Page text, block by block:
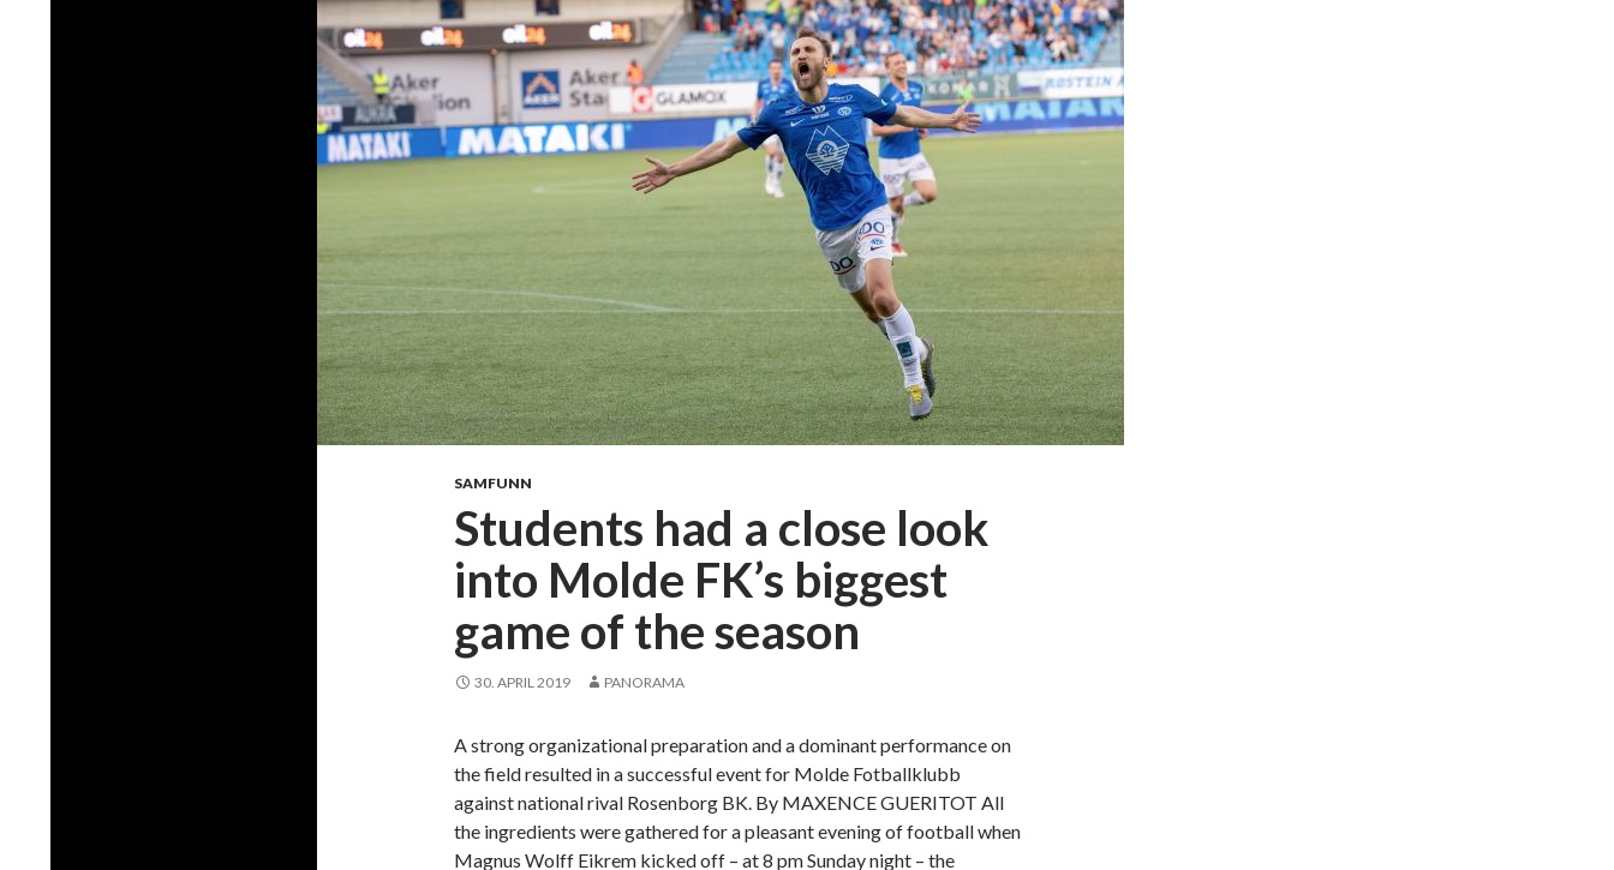
a
t
i
l
l
l
y
t
t
i
n
SAMFUNN
Students had a close look
into Molde FK’s biggest
game of the season
30. APRIL 2019 PANORAMA
A strong organizational preparation and a dominant performance on
the field resulted in a successful event for Molde Fotballklubb
against national rival Rosenborg BK. By MAXENCE GUERITOT All
the ingredients were gathered for a pleasant evening of football when
Magnus Wolff Eikrem kicked off – at 8 pm Sunday night – the